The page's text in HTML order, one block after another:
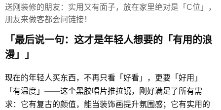
送刚装修的朋友：实用又有面子，放在家里绝对是「C位」，
朋友来做客都会问链接！
「最后说一句：这才是年轻人想要的「有用的浪
漫」」
现在的年轻人买东西，不再只看「好看」，更要「好用」
「有温度」——这个黑胶唱片推拉镜，刚好满足了所有需
求：它有复古的颜值，能当装饰画提升氛围感；它有实用的